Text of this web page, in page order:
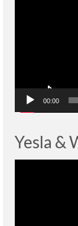
00:00
Yesla &